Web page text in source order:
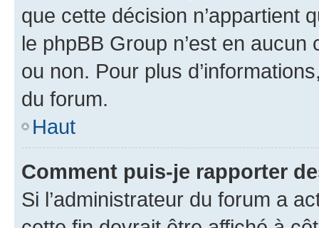
que cette décision n’appartient
le phpBB Group n’est en
ou non. Pour plus
du forum.
Haut
Comment puis-je rapporter
Si l’administrateur du forum a